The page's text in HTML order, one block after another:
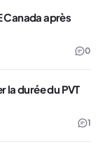
Canada après
0
durée du PVT
1